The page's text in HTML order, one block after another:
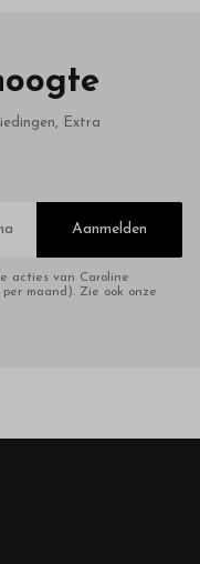
Extra
Aanmelden
acties van Caroline
maand). Zie ook onze